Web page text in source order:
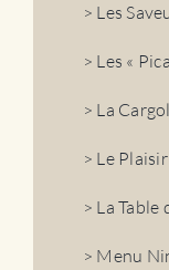
> Les
> Les «
> La
> Le
> La Table
> Menu